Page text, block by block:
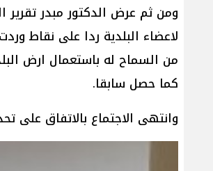
ومن ثم عرض الدكتور مبدر تقرير
لاعضاء البلدية ردا على نقاط
من السماح له باستعمال ارض
كما حصل سابقا.
وانتهى الاجتماع بالاتفاق على